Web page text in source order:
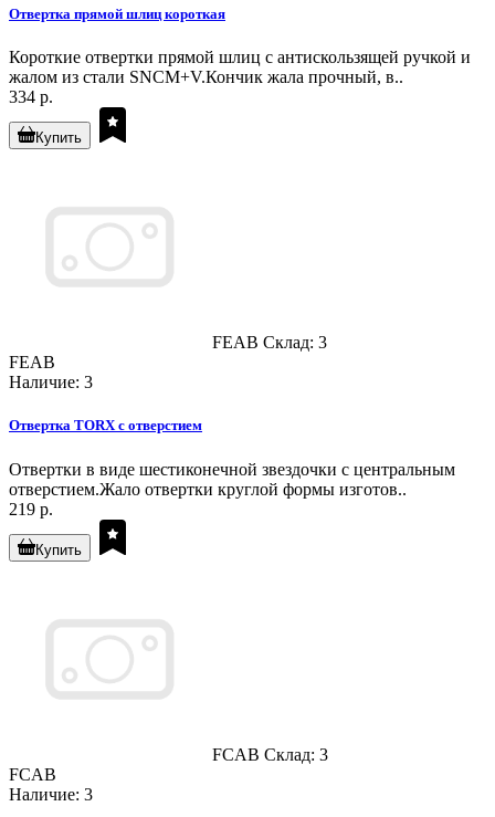
Отвертка прямой шлиц короткая
Короткие отвертки прямой шлиц с антискользящей ручкой и
жалом из стали SNCM+V.Кончик жала прочный, в..
334 р.
Купить
FEAB Склад: 3
FEAB
Наличие: 3
Отвертка TORX с отверстием
Отвертки в виде шестиконечной звездочки с центральным
отверстием.Жало отвертки круглой формы изготов..
219 р.
Купить
FCAB Склад: 3
FCAB
Наличие: 3